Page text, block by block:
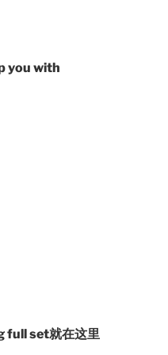
you with
full set就在这里